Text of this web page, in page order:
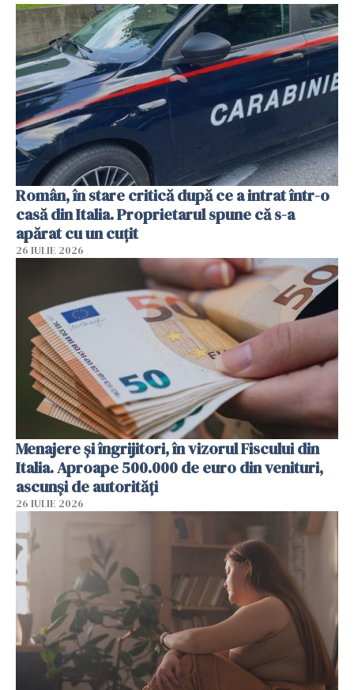
Român, în stare critică după ce a intrat într-o
casă din Italia. Proprietarul spune că s-a
apărat cu un cuțit
26 IULIE 2026
Menajere și îngrijitori, în vizorul Fiscului din
Italia. Aproape 500.000 de euro din venituri,
ascunși de autorități
26 IULIE 2026